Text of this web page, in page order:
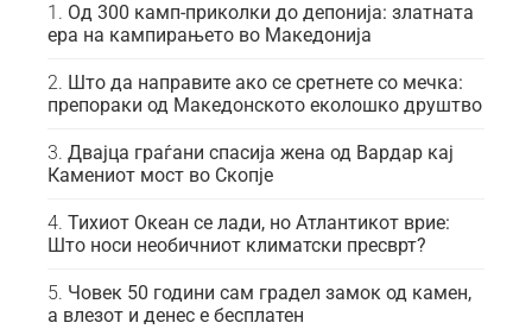
Од 300 камп-приколки до депонија: златната
ера на кампирањето во Македонија
Што да направите ако се сретнете со мечка:
препораки од Македонското еколошко друштво
Двајца граѓани спасија жена од Вардар кај
Камениот мост во Скопје
Тихиот Океан се лади, но Атлантикот врие:
Што носи необичниот климатски пресврт?
Човек 50 години сам градел замок од камен,
а влезот и денес е бесплатен